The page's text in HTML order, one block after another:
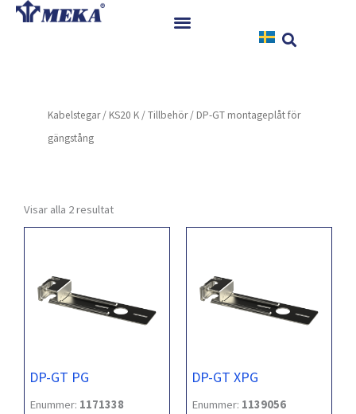
Hoppa
Referenser
Kontakt
Kabelstegar/ KS20 K /Tillbehör/ DP-GT montageplåt för
gängstång
Visar alla 2 resultat
DP-GT PG
Enummer: 1171338
DP-GT XPG
Enummer: 1139056